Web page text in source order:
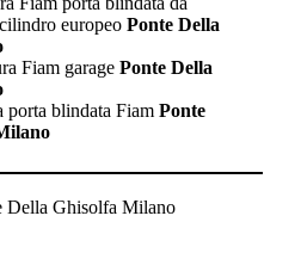
europeo Ponte Della
Fiam garage Ponte Della
porta blindata Fiam Ponte